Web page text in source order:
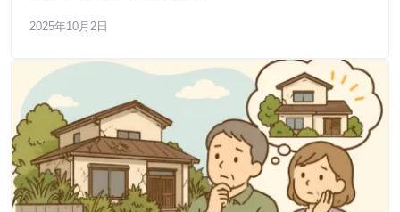
2025年10月2日